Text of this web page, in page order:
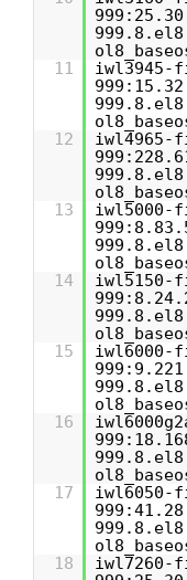
11
iwl3945-
12
iwl4965-
13
iwl5000-
14
iwl5150-
15
iwl6000-
16
17
iwl6050-
18
iwl7260-